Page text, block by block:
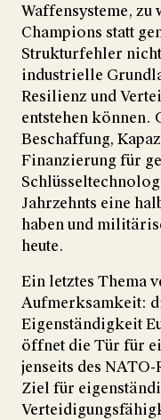
Waffensysteme,
Champions statt
Strukturfehler
industrielle
Resilienz und
entstehen können.
Beschaffung,
Finanzierung für
Jahrzehnts eine
haben und
heute.
Ein letztes Thema
Aufmerksamkeit:
Eigenständigkeit
öffnet die Tür für
jenseits des
Ziel für